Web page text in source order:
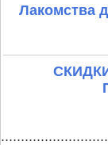
Лакомства